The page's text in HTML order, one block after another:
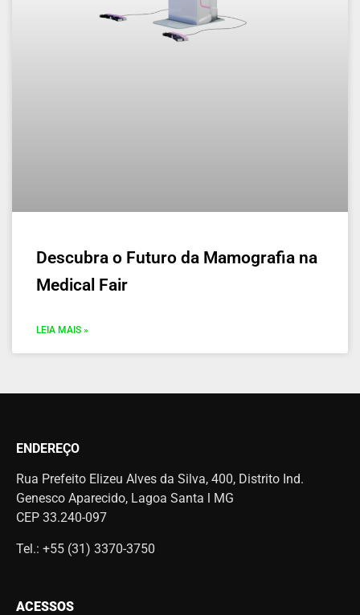
Descubra o Futuro da Mamografia na
Medical Fair
LEIA MAIS »
ENDEREÇO
Rua Prefeito Elizeu Alves da Silva, 400, Distrito Ind.
Genesco Aparecido, Lagoa Santa l MG
CEP 33.240-097
Tel.: +55 (31) 3370-3750
ACESSOS